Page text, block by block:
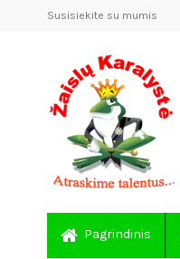
Susisiekite su mumis
Pagrindinis